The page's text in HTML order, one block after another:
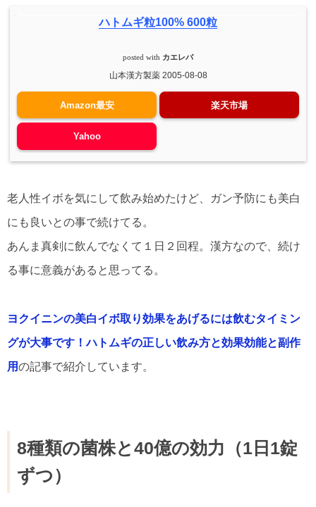
ハトムギ粒100% 600粒
posted with カエレバ
山本漢方製薬 2005-08-08
Amazon最安 楽天市場
Yahoo
老人性イボを気にして飲み始めたけど、ガン予防にも美白
にも良いとの事で続けてる。
あんま真剣に飲んでなくて１日２回程。漢方なので、続け
る事に意義があると思ってる。
ヨクイニンの美白イボ取り効果をあげるには飲むタイミン
グが大事です！ハトムギの正しい飲み方と効果効能と副作
用の記事で紹介しています。
8種類の菌株と40億の効力（1日1錠
ずつ）